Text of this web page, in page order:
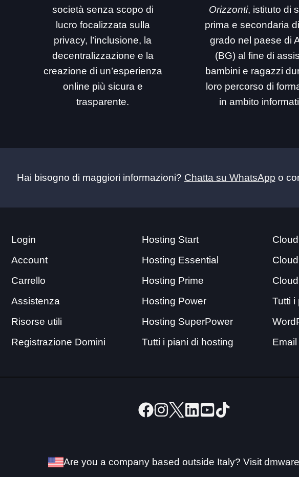
società senza scopo di
lucro focalizzata sulla
privacy, l’inclusione, la
decentralizzazione e la
creazione di un’esperienza
online più sicura e
trasparente.
Orizzonti, istituto di
prima e secondaria
grado nel paese di
(BG) al fine di
bambini e ragazzi
loro percorso di
in ambito
Hai bisogno di maggiori informazioni? Chatta su WhatsApp o
Login
Account
Carrello
Assistenza
Risorse utili
Registrazione Domini
Hosting Start
Hosting Essential
Hosting Prime
Hosting Power
Hosting SuperPower
Tutti i piani di hosting
Tutti i
Email
Are you a company based outside Italy? Visit